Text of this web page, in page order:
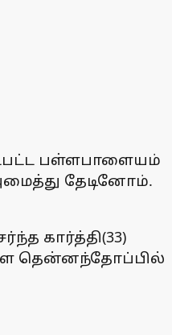
பள்ளபாளையம்
தேடினோம்.
கார்த்தி(33)
தென்னந்தோப்பில்